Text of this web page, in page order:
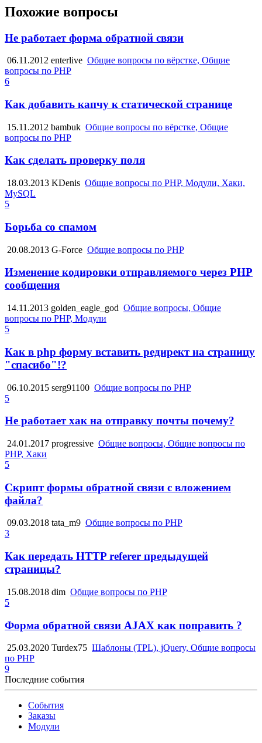
Похожие вопросы
Не работает форма обратной связи
06.11.2012 enterlive Общие вопросы по вёрстке, Общие
вопросы по PHP
6
Как добавить капчу к статической странице
15.11.2012 bambuk Общие вопросы по вёрстке, Общие
вопросы по PHP
Как сделать проверку поля
18.03.2013 KDenis Общие вопросы по PHP, Модули, Хаки,
MySQL
5
Борьба со спамом
20.08.2013 G-Force Общие вопросы по PHP
Изменение кодировки отправляемого через PHP
сообщения
14.11.2013 golden_eagle_god Общие вопросы, Общие
вопросы по PHP, Модули
5
Как в php форму вставить редирект на страницу
"спасибо"!?
06.10.2015 serg91100 Общие вопросы по PHP
5
Не работает хак на отправку почты почему?
24.01.2017 progressive Общие вопросы, Общие вопросы по
PHP, Хаки
5
Скрипт формы обратной связи с вложением
файла?
09.03.2018 tata_m9 Общие вопросы по PHP
3
Как передать HTTP referer предыдущей
страницы?
15.08.2018 dim Общие вопросы по PHP
5
Форма обратной связи AJAX как поправить ?
25.03.2020 Turdex75 Шаблоны (TPL), jQuery, Общие вопросы
по PHP
9
Последние события
События
Заказы
Модули